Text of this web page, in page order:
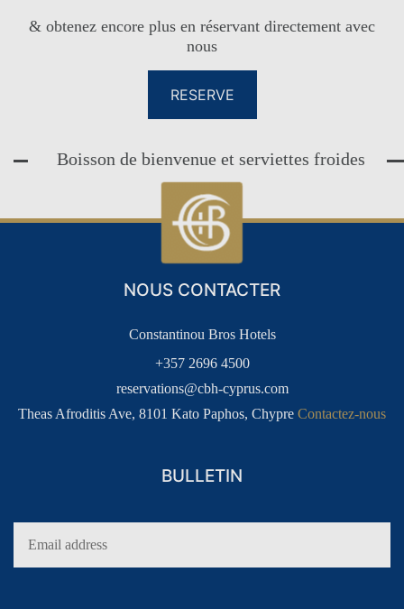
CLUB DE FIDÉLITÉ DES
HÔTES
CONNEXION
& obtenez encore plus en réservant directement avec
nous
RESERVE
Boisson de bienvenue et serviettes froides
NOUS CONTACTER
Constantinou Bros Hotels
+357 2696 4500
reservations@cbh-cyprus.com
Theas Afroditis Ave, 8101 Kato Paphos, Chypre Contactez-nous
BULLETIN